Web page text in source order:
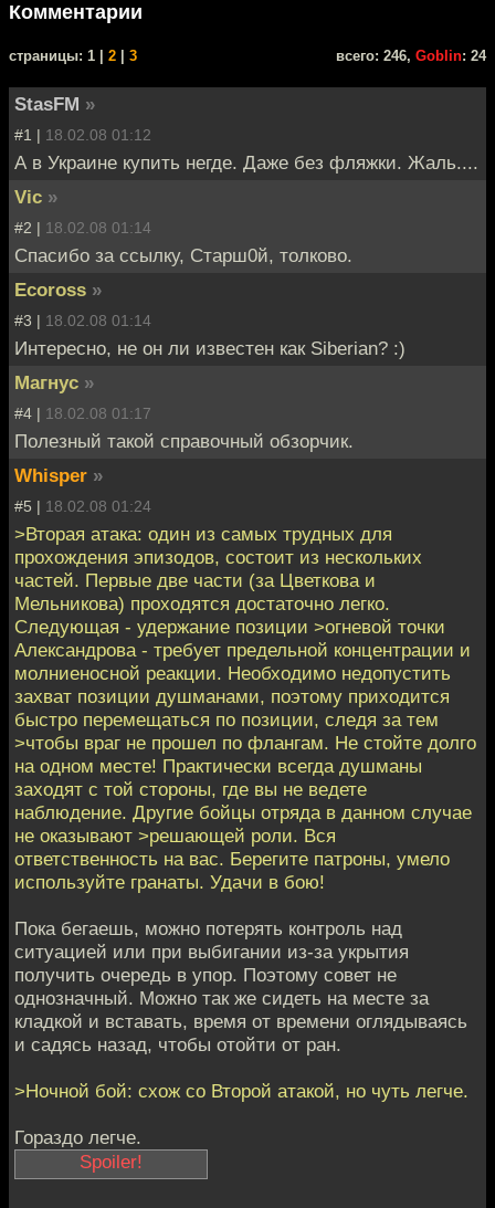
Комментарии
cтраницы: 1 | 2 3 всего: 246, Goblin: 24
StasFM »
#1 | 18.02.08 01:12
А в Украине купить негде. Даже без фляжки. Жаль....
Vic »
#2 | 18.02.08 01:14
Спасибо за ссылку, Старш0й, толково.
Ecoross »
#3 | 18.02.08 01:14
Интересно, не он ли известен как Siberian? :)
Магнус »
#4 | 18.02.08 01:17
Полезный такой справочный обзорчик.
Whisper »
#5 | 18.02.08 01:24
>Вторая атака: один из самых трудных для
прохождения эпизодов, состоит из нескольких
частей. Первые две части (за Цветкова и
Мельникова) проходятся достаточно легко.
Следующая - удержание позиции >огневой точки
Александрова - требует предельной концентрации и
молниеносной реакции. Необходимо недопустить
захват позиции душманами, поэтому приходится
быстро перемещаться по позиции, следя за тем
>чтобы враг не прошел по флангам. Не стойте долго
на одном месте! Практически всегда душманы
заходят с той стороны, где вы не ведете
наблюдение. Другие бойцы отряда в данном случае
не оказывают >решающей роли. Вся
ответственность на вас. Берегите патроны, умело
используйте гранаты. Удачи в бою!
Пока бегаешь, можно потерять контроль над
ситуацией или при выбигании из-за укрытия
получить очередь в упор. Поэтому совет не
однозначный. Можно так же сидеть на месте за
кладкой и вставать, время от времени оглядываясь
и садясь назад, чтобы отойти от ран.
>Ночной бой: схож со Второй атакой, но чуть легче.
Гораздо легче.